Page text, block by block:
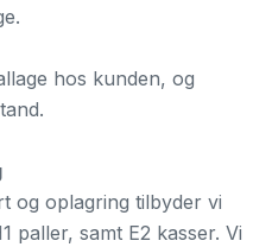
hos kunden, og
og oplagring tilbyder vi
paller, samt E2 kasser. Vi